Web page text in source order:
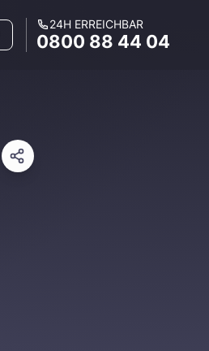
24H ERREICHBAR
0800 88 44 04